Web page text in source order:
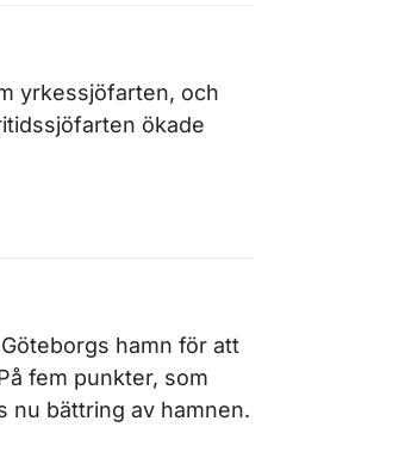
yrkessjöfarten, och
ökade
hamn för att
fem punkter, som
nu bättring av hamnen.